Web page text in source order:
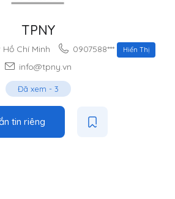
TPNY
Hồ Chí Minh 0907588*** Hiển Thị
info@tpny.vn
Đã xem - 3
tin riêng